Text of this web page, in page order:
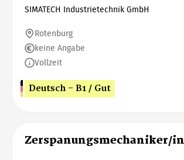
SIMATECH Industrietechnik GmbH
Rotenburg
keine Angabe
Vollzeit
Deutsch - B1 / Gut
Zerspanungsmechaniker/in